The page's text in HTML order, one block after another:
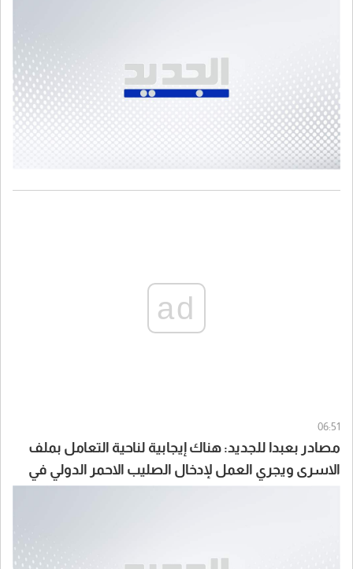
ad
06:51
مصادر بعبدا للجديد: هناك إيجابية لناحية التعامل بملف
الاسرى ويجري العمل لإدخال الصليب الاحمر الدولي في